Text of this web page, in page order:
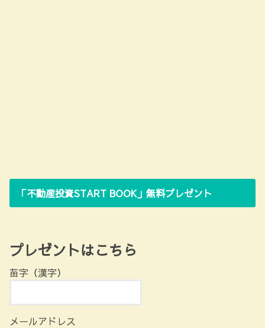
「不動産投資START BOOK」無料プレゼント
プレゼントはこちら
苗字（漢字）
メールアドレス